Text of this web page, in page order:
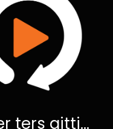
ters gitti...